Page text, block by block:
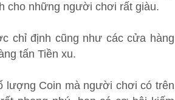
cho những người chơi rất giàu.
chỉ định cũng như các cửa hàng
tấn Tiền xu.
lượng Coin mà người chơi có trên